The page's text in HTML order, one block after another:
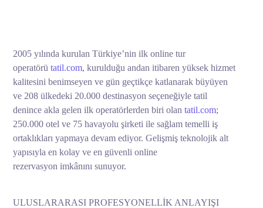
2005 yılında kurulan Türkiye’nin ilk online tur
operatörütatil.com, kurulduğu andan itibaren yüksek hizmet
kalitesini benimseyen ve gün geçtikçe katlanarak büyüyen
ve 208 ülkedeki 20.000 destinasyon seçeneğiyle tatil
denince akla gelen ilk operatörlerden biri olantatil.com;
250.000 otel ve 75 havayolu şirketi ile sağlam temelli iş
ortaklıkları yapmaya devam ediyor. Gelişmiş teknolojik alt
yapısıyla en kolay ve en güvenli online
rezervasyon imkânını sunuyor.
ULUSLARARASI PROFESYONELLİK ANLAYIŞI